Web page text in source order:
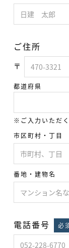
ご住所
〒
都道府県
※ご入力いただ
市区町村・丁目
番地・建物名
電話番号 必